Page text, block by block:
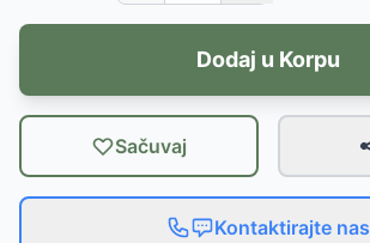
Dodaj u Korpu
Sačuvaj
Kontaktirajte nas